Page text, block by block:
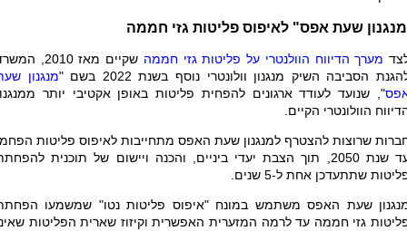
שעת אפס" לאיפוס פליטות גזי חממה
מערך הדיווח הוולנטרי על פליטות גזי חממה
שקיים מאז 2010,
הסביבה השיק מנגנון וולונטרי נוסף בשנת 2022 בשם "
מנגנון
", שנועד לעודד ארגונים להפחית פליטות באופן אקטיבי יותר
הוולונטרי הקיים.
שרוצות להצטרף למנגנון שעת האפס מתחייבות לאיפוס פליטות
עד שנת 2050, תוך הצבת יעדי ביניים, והכנה ויישום של תוכנית
שתתעדכן אחת ל-5 שנים
שעת האפס משתמש במונח "איפוס פליטות נטו" שמשמעו
גזי חממה עד לרמה המזערית האפשרית וקיזוז שארית הפליטות